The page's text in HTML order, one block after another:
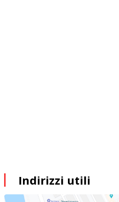
Indirizzi utili